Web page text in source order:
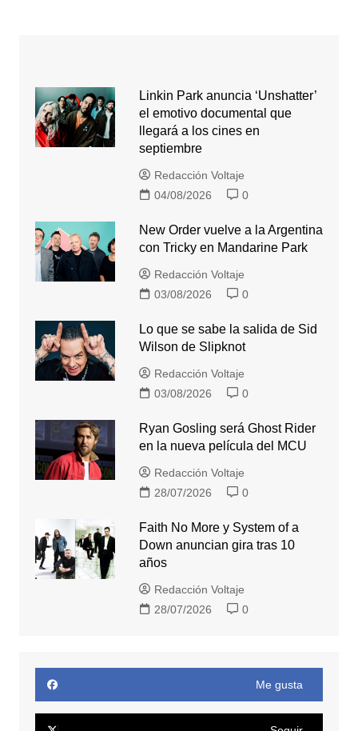
Linkin Park anuncia ‘Unshatter’
el emotivo documental que
llegará a los cines en
septiembre
Redacción Voltaje
04/08/2026
0
New Order vuelve a la Argentina
con Tricky en Mandarine Park
Redacción Voltaje
03/08/2026
0
Lo que se sabe la salida de Sid
Wilson de Slipknot
Redacción Voltaje
03/08/2026
0
Ryan Gosling será Ghost Rider
en la nueva película del MCU
Redacción Voltaje
28/07/2026
0
Faith No More y System of a
Down anuncian gira tras 10
años
Redacción Voltaje
28/07/2026
0
Me gusta